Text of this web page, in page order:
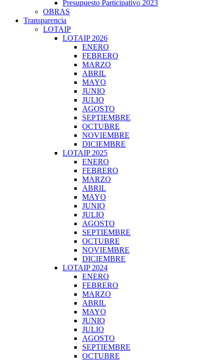
Presupuesto Participativo 2023
OBRAS
Transparencia
LOTAIP
LOTAIP 2026
ENERO
FEBRERO
MARZO
ABRIL
MAYO
JUNIO
JULIO
AGOSTO
SEPTIEMBRE
OCTUBRE
NOVIEMBRE
DICIEMBRE
LOTAIP 2025
ENERO
FEBRERO
MARZO
ABRIL
MAYO
JUNIO
JULIO
AGOSTO
SEPTIEMBRE
OCTUBRE
NOVIEMBRE
DICIEMBRE
LOTAIP 2024
ENERO
FEBRERO
MARZO
ABRIL
MAYO
JUNIO
JULIO
AGOSTO
SEPTIEMBRE
OCTUBRE